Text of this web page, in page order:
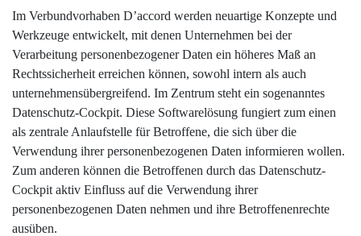
Im Verbundvorhaben D’accord werden neuartige Konzepte und
Werkzeuge entwickelt, mit denen Unternehmen bei der
Verarbeitung personenbezogener Daten ein höheres Maß an
Rechtssicherheit erreichen können, sowohl intern als auch
unternehmensübergreifend. Im Zentrum steht ein sogenanntes
Datenschutz-Cockpit. Diese Softwarelösung fungiert zum einen
als zentrale Anlaufstelle für Betroffene, die sich über die
Verwendung ihrer personenbezogenen Daten informieren wollen.
Zum anderen können die Betroffenen durch das Datenschutz-
Cockpit aktiv Einfluss auf die Verwendung ihrer
personenbezogenen Daten nehmen und ihre Betroffenenrechte
ausüben.